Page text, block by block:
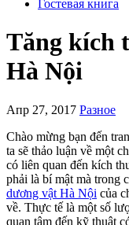
Гостевая книга
Tăng kích
Hà Nội
Апр 27, 2017 Разное
Chào mừng bạn đến
ta sẽ thảo luận về một
có liên quan đến kích
phải là bí mật mà trong
dương vật Hà Nội của
về. Thực tế là một số
quan tâm đến kỹ thuật